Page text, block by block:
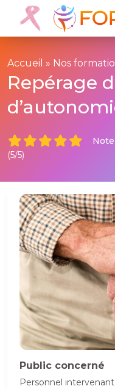
Accueil » Nos
Repérage
(5/5)
Public concerné
Personnel